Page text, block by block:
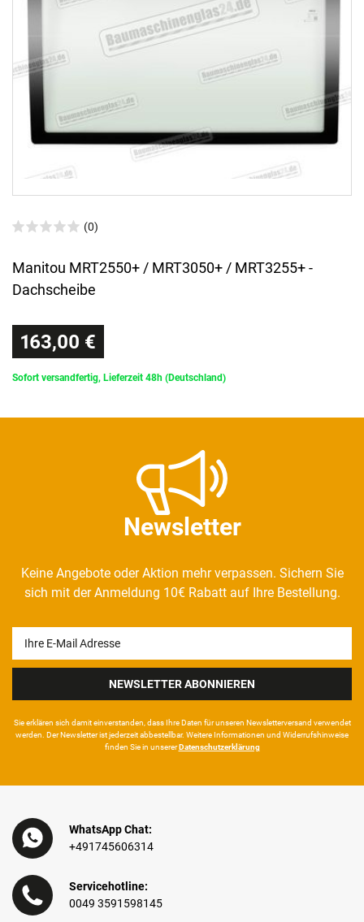
(0)
Manitou MRT2550+ / MRT3050+ / MRT3255+ -
Dachscheibe
163,00 €
Sofort versandfertig, Lieferzeit 48h (Deutschland)
Newsletter
Keine Angebote oder Aktion mehr verpassen. Sichern Sie
sich mit der Anmeldung 10€ Rabatt auf Ihre Bestellung.
Honig
NEWSLETTER ABONNIEREN
Sie erklären sich damit ein­ver­standen, dass Ihre Da­ten für unseren News­letter­versand ver­wen­det
werden. Der News­letter ist jeder­zeit ab­bestel­lbar. Weitere Infor­mationen und Wider­rufshin­weise
finden Sie in unsererDaten­schutz­erklärung
WhatsApp Chat:
+491745606314
Servicehotline:
0049 3591598145